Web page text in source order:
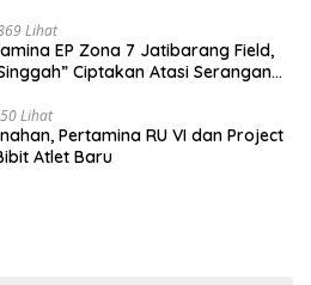
Lihat
EP Zona 7 Jatibarang Field,
Ciptakan Atasi Serangan
Lihat
Pertamina RU VI dan Project
Atlet Baru